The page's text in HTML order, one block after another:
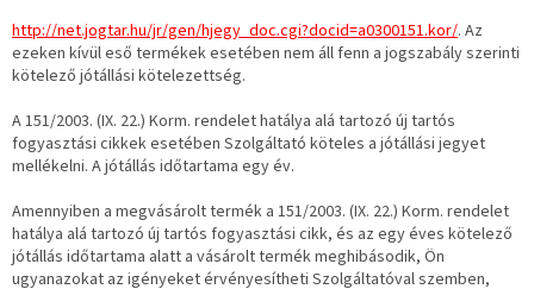
http://net.jogtar.hu/jr/gen/hjegy_doc.cgi?docid=a0300151.kor/. Az
ezeken kívül eső termékek esetében nem áll fenn a jogszabály szerinti
kötelező jótállási kötelezettség.
A 151/2003. (IX. 22.) Korm. rendelet hatálya alá tartozó új tartós
fogyasztási cikkek esetében Szolgáltató köteles a jótállási jegyet
mellékelni. A jótállás időtartama egy év.
Amennyiben a megvásárolt termék a 151/2003. (IX. 22.) Korm. rendelet
hatálya alá tartozó új tartós fogyasztási cikk, és az egy éves kötelező
jótállás időtartama alatt a vásárolt termék meghibásodik, Ön
ugyanazokat az igényeket érvényesítheti Szolgáltatóval szemben,